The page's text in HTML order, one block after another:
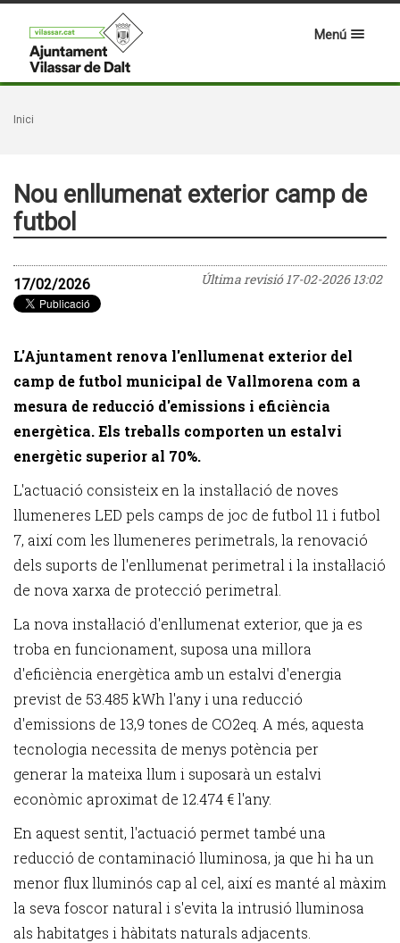
Menú
Inici
Nou enllumenat exterior camp de
futbol
Última revisió17-02-2026 13:02
17/02/2026
L'Ajuntament renova l'enllumenat exterior del
camp de futbol municipal de Vallmorena com a
mesura de reducció d'emissions i eficiència
energètica. Els treballs comporten un estalvi
energètic superior al 70%.
L'actuació consisteix en la instal·lació de noves
llumeneres LED pels camps de joc de futbol 11 i futbol
7, així com les llumeneres perimetrals, la renovació
dels suports de l'enllumenat perimetral i la instal·lació
de nova xarxa de protecció perimetral.
La nova instal·lació d'enllumenat exterior, que ja es
troba en funcionament, suposa una millora
d'eficiència energètica amb un estalvi d'energia
previst de 53.485 kWh l'any i una reducció
d'emissions de 13,9 tones de CO2eq. A més, aquesta
tecnologia necessita de menys potència per
generar la mateixa llum i suposarà un estalvi
econòmic aproximat de 12.474 € l'any.
En aquest sentit, l'actuació permet també una
reducció de contaminació lluminosa, ja que hi ha un
menor flux lluminós cap al cel, així es manté al màxim
la seva foscor natural i s'evita la intrusió lluminosa
als habitatges i hàbitats naturals adjacents.